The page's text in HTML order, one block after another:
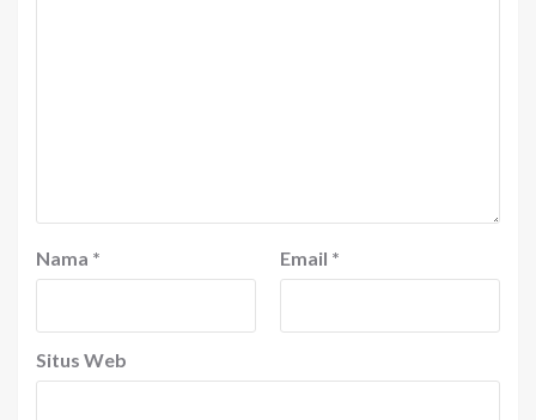
Nama * Email *
Situs Web